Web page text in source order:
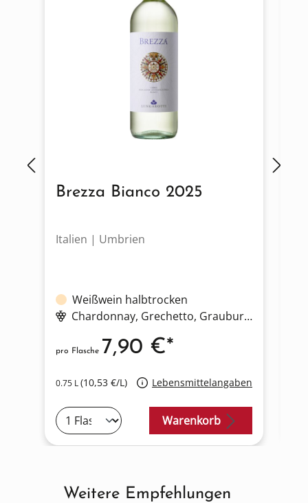
Brezza Bianco 2025
Italien | Umbrien
Weißwein halbtrocken
Chardonnay, Grechetto, Grauburgunder
0.75 L(10,53 €/L) Lebensmittelangaben
pro Flasche 7,90 €*
Warenkorb
Produktgalerie überspringen
Weitere Empfehlungen